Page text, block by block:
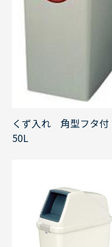
くず入れ 角型フタ付
50L